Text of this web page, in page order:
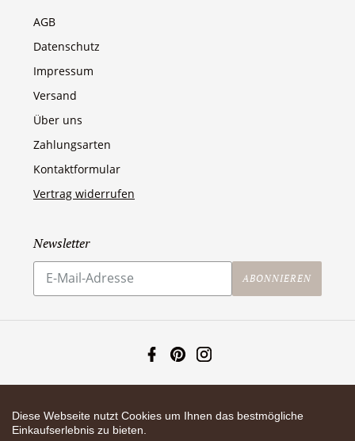
AGB
Datenschutz
Impressum
Versand
Über uns
Zahlungsarten
Kontaktformular
Vertrag widerrufen
Newsletter
Abonnieren
unsere
ABONNIEREN
FacebookPinterest
Diese Webseite nutzt Cookies um Ihnen das bestmögliche
Einkaufserlebnis zu bieten.